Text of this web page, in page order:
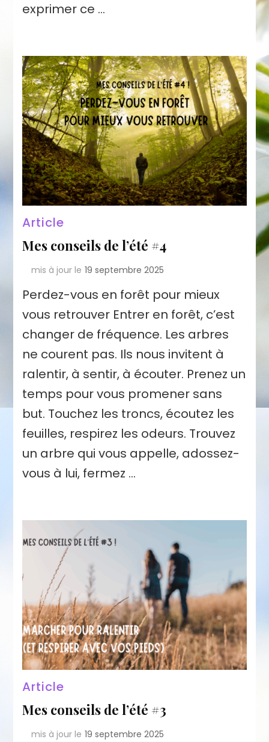
exprimer ce …
Article
Mes conseils de l’été #4
mis à jour le 19 septembre 2025
Perdez-vous en forêt pour mieux
vous retrouver Entrer en forêt, c’est
changer de fréquence. Les arbres
ne courent pas. Ils nous invitent à
ralentir, à sentir, à écouter. Prenez un
temps pour vous promener sans
but. Touchez les troncs, écoutez les
feuilles, respirez les odeurs. Trouvez
un arbre qui vous appelle, adossez-
vous à lui, fermez …
Article
Mes conseils de l’été #3
mis à jour le 19 septembre 2025